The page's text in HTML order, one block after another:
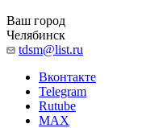
Ваш город
Челябинск
tdsm@list.ru
Вконтакте
Telegram
Rutube
MAX